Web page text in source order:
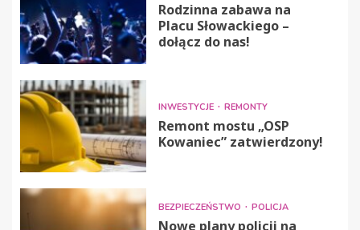
Rodzinna zabawa na
Placu Słowackiego –
dołącz do nas!
INWESTYCJE REMONTY
Remont mostu „OSP
Kowaniec” zatwierdzony!
BEZPIECZEŃSTWO POLICJA
Nowe plany policji na